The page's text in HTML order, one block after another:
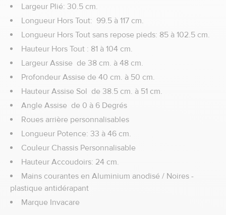
Largeur Plié: 30.5 cm.
Longueur Hors Tout: 99.5 à 117 cm.
Longueur Hors Tout sans repose pieds: 85 à 102.5 cm.
Hauteur Hors Tout : 81 à 104 cm.
Largeur Assise de 38 cm. à 48 cm.
Profondeur Assise de 40 cm. à 50 cm.
Hauteur Assise Sol de 38.5 cm. à 51 cm.
Angle Assise de 0 à 6 Degrés
Roues arrière personnalisables
Longueur Potence: 33 à 46 cm.
Couleur Chassis Personnalisable
Hauteur Accoudoirs: 24 cm.
Mains courantes en Aluminium anodisé / Noires -
plastique antidérapant
Marque Invacare